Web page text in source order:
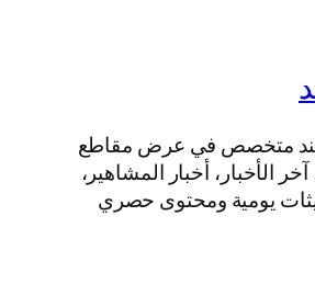
متخصص في عرض مقاطع
آخر الأخبار، أخبار المشاهير،
يومية ومحتوى حصري